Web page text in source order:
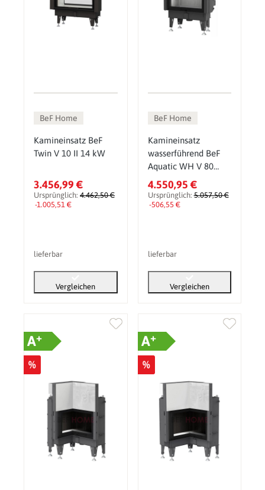
BeF Home
Kamineinsatz BeF
Twin V 10 II 14 kW
3.456,99 €
Ursprünglich: 4.462,50 €
-1.005,51 €
lieferbar
Vergleichen
BeF Home
Kamineinsatz
wasserführend BeF
Aquatic WH V 80
14,5 kW
4.550,95 €
Ursprünglich:5.057,50 €
-506,55 €
lieferbar
Vergleichen
A+
%
A+
%